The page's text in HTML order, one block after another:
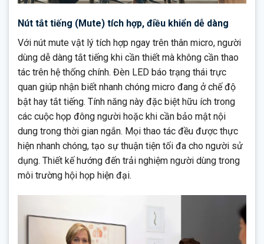
Nút tắt tiếng (Mute) tích hợp, điều khiển dễ dàng
Với nút mute vật lý tích hợp ngay trên thân micro, người
dùng dễ dàng tắt tiếng khi cần thiết mà không cần thao
tác trên hệ thống chính. Đèn LED báo trạng thái trực
quan giúp nhận biết nhanh chóng micro đang ở chế độ
bật hay tắt tiếng. Tính năng này đặc biệt hữu ích trong
các cuộc họp đông người hoặc khi cần bảo mật nội
dung trong thời gian ngắn. Mọi thao tác đều được thực
hiện nhanh chóng, tạo sự thuận tiện tối đa cho người sử
dụng. Thiết kế hướng đến trải nghiệm người dùng trong
môi trường hội họp hiện đại.